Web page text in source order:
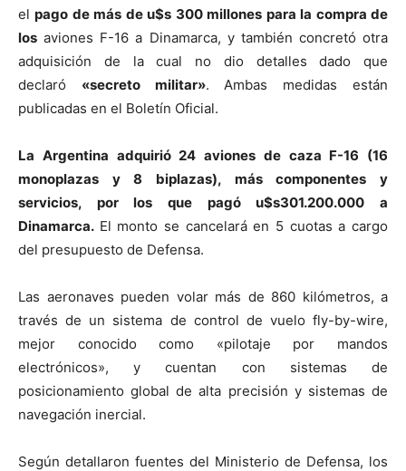
elpago de más de u$s 300 millones para la compra de
los aviones F-16 a Dinamarca, y también concretó otra
adquisición de la cual no dio detalles dado que
declaró «secreto militar». Ambas medidas están
publicadas en el Boletín Oficial.
La Argentina adquirió 24 aviones de caza F-16 (16
monoplazas y 8 biplazas), más componentes y
servicios, por los que pagó u$s301.200.000 a
Dinamarca. El monto se cancelará en 5 cuotas a cargo
del presupuesto de Defensa.
Las aeronaves pueden volar más de 860 kilómetros, a
través de un sistema de control de vuelo fly-by-wire,
mejor conocido como «pilotaje por mandos
electrónicos», y cuentan con sistemas de
posicionamiento global de alta precisión y sistemas de
navegación inercial.
Según detallaron fuentes del Ministerio de Defensa, los